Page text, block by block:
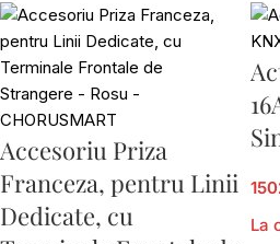
Accesoriu Priza
Franceza, pentru Linii
Dedicate, cu
La